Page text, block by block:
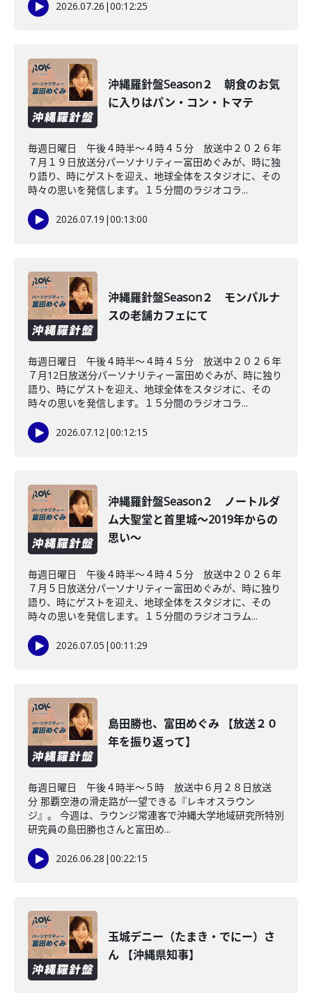
2026.07.26 |00:12:25
沖縄羅針盤Season２ 朝食のお気
に入りはパン・コン・トマテ
毎週日曜日 午後４時半～４時４５分 放送中２０２６年
７月１９日放送分パーソナリティー富田めぐみが、時に独
り語り、時にゲストを迎え、地球全体をスタジオに、その
時々の思いを発信します。１５分間のラジオコラ...
2026.07.19 |00:13:00
沖縄羅針盤Season２ モンパルナ
スの老舗カフェにて
毎週日曜日 午後４時半～４時４５分 放送中２０２６年
７月12日放送分パーソナリティー富田めぐみが、時に独り
語り、時にゲストを迎え、地球全体をスタジオに、その
時々の思いを発信します。１５分間のラジオコラ...
2026.07.12|00:12:15
沖縄羅針盤Season２ ノートルダ
ム大聖堂と首里城～2019年からの
思い～
毎週日曜日 午後４時半～４時４５分 放送中２０２６年
７月５日放送分パーソナリティー富田めぐみが、時に独り
語り、時にゲストを迎え、地球全体をスタジオに、その
時々の思いを発信します。１５分間のラジオコラム...
2026.07.05 |00:11:29
島田勝也、富田めぐみ 【放送２０
年を振り返って】
毎週日曜日 午後４時半～５時 放送中６月２８日放送
分 那覇空港の滑走路が一望できる『レキオスラウン
ジ』。 今週は、ラウンジ常連客で沖縄大学地域研究所特別
研究員の島田勝也さんと富田め...
2026.06.28 |00:22:15
玉城デニー（たまき・でにー）さ
ん 【沖縄県知事】